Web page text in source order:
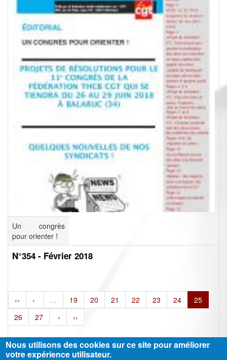
Un congrès
pour orienter !
N°354 - Février 2018
‹‹ ‹ … 19 20 21 22 23 24
25
26
27 › ››
Nous utilisons des cookies sur ce site pour améliorer
votre expérience utilisateur.